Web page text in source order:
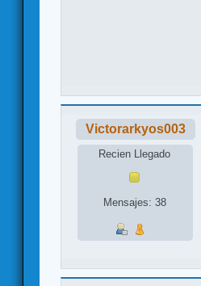
Victorarkyos003
Recien Llegado
Mensajes: 38